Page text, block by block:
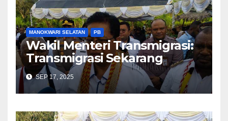
MANOKWARI SELATAN PB
Wakil Menteri Transmigrasi:
Transmigrasi Sekarang
Tergantung Permintaan
Pemerintah Daerah
SEP 17, 2025